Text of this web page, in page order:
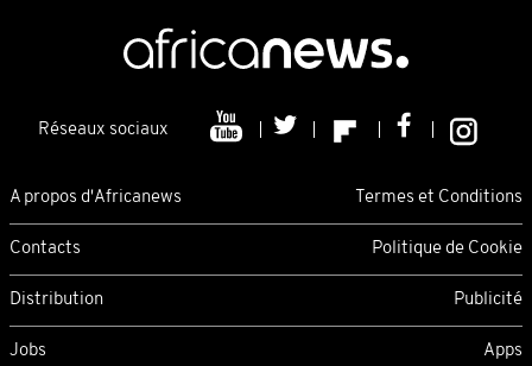
Réseaux sociaux
A propos d'Africanews Termes et Conditions
Contacts Politique de Cookie
Distribution Publicité
Jobs Apps